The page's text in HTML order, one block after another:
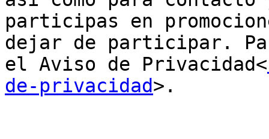
participas en
dejar de participar.
el Aviso de Privacidad<
de-privacidad>.